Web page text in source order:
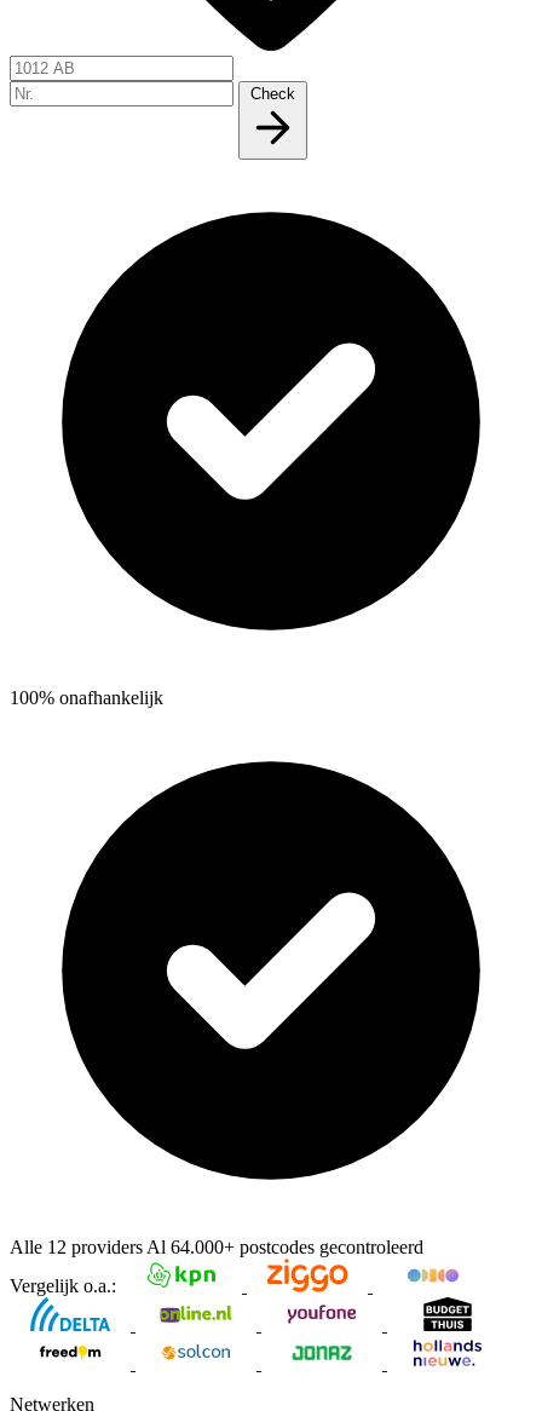
Check
100% onafhankelijk
Alle 12 providers Al 64.000+ postcodes gecontroleerd
Vergelijk o.a.:
Netwerken